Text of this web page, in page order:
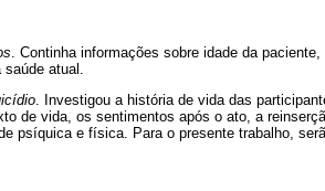
. Continha informações sobre idade da
saúde atual.
. Investigou a história de vida das
de vida, os sentimentos após o ato, a
psíquica e física. Para o presente trabalho,